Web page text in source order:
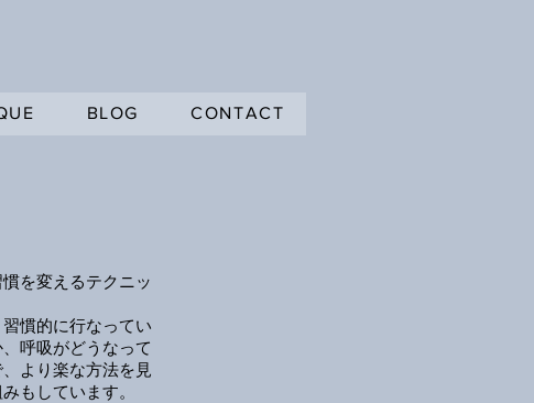
BLOG CONTACT
を変えるテクニッ
慣的に行なってい
呼吸がどうなって
より楽な方法を見
もしています。